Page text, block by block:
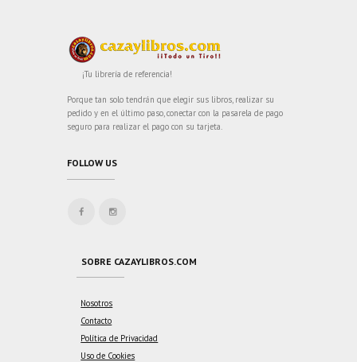
¡Tu librería de referencia!
Porque tan solo tendrán que elegir sus libros, realizar su
pedido y en el último paso, conectar con la pasarela de pago
seguro para realizar el pago con su tarjeta.
FOLLOW US
SOBRE CAZAYLIBROS.COM
Nosotros
Contacto
Política de Privacidad
Uso de Cookies